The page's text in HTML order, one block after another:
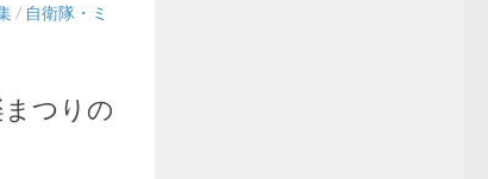
/ 自衛隊・ミ
つりの